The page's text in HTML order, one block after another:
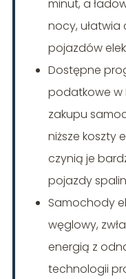
minut, a
nocy, ułatwia
pojazdów
Dostępne
podatkowe w
zakupu
niższe koszty
czynią je
pojazdy
Samochody
węglowy,
energią z
technologii